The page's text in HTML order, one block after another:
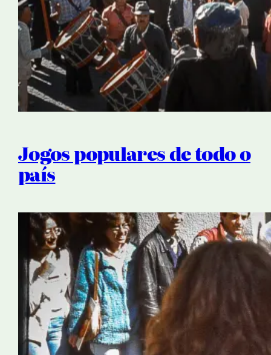
Jogos populares de todo o
país